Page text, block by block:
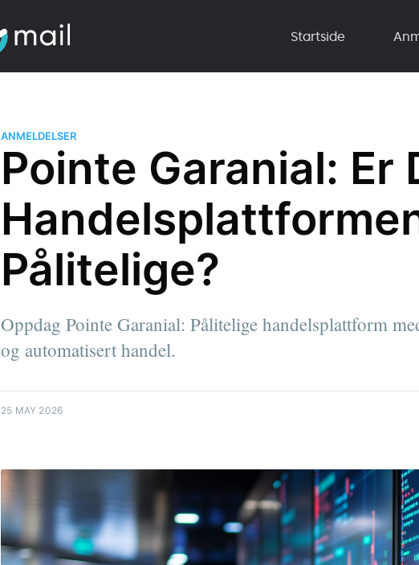
Startside
ANMELDELSER
Pointe Garanial: Er
Pålitelige?
Oppdag Pointe Garanial: Pålitelige handelsplattform
og automatisert handel.
25 MAY 2026